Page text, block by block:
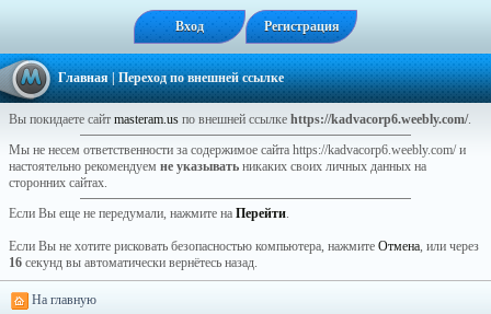
Вход Регистрация
Главная| Переход по внешней ссылке
Вы покидаете сайт masteram.us по внешней ссылке https://kadvacorp6.weebly.com/.
Мы не несем ответственности за содержимое сайта https://kadvacorp6.weebly.com/ и
настоятельно рекомендуем не указывать никаких своих личных данных на
сторонних сайтах.
Если Вы еще не передумали, нажмите на Перейти.
Если Вы не хотите рисковать безопасностью компьютера, нажмите Отмена, или через
16 секунд вы автоматически вернётесь назад.
На главную